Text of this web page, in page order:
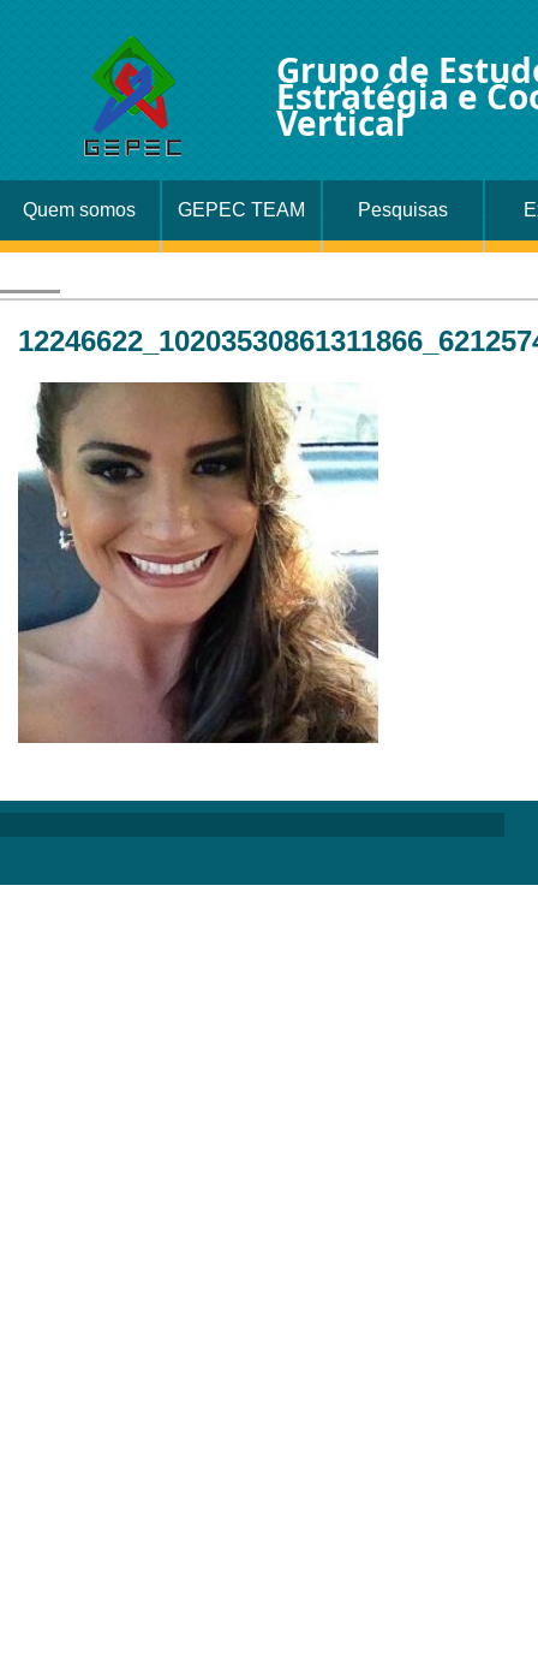
Grupo de
Estratégia e
Vertical
Quem somos GEPEC TEAM Pesquisas